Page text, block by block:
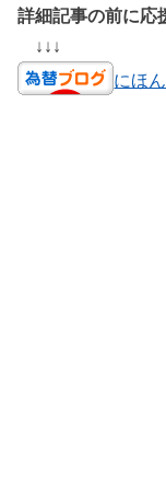
詳細記事の前に応
↓↓↓
にほ